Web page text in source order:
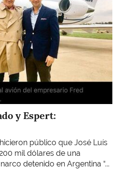
y Espert:
público que José Luís
mil dólares de una
detenido en Argentina “...